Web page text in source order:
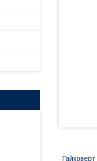
Гайковерт